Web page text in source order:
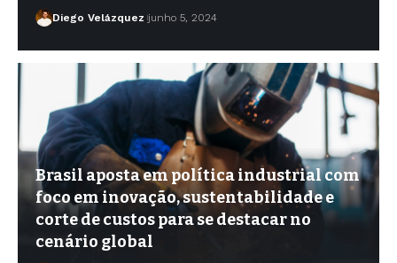
Diego Velázquez junho 5, 2024
Brasil aposta em política industrial com
foco em inovação, sustentabilidade e
corte de custos para se destacar no
cenário global